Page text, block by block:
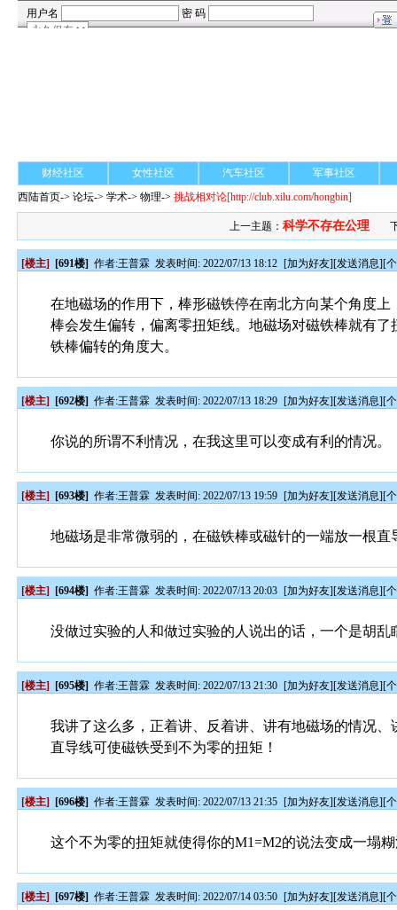
财经社区 女性社区 汽车社区
军事社区
西陆首页->论坛->学术-> 物理->挑战相对论[http://club.xilu.com/hongbin]
上一主题： 科学不存在公理
[楼主] [691楼] 作者:王普霖 发表时间: 2022/07/13 18:12 [加为好友][发送消息][
在地磁场的作用下，棒形磁铁停在南北方向某个角度
棒会发生偏转，偏离零扭矩线。地磁场对磁铁棒就有
铁棒偏转的角度大。
[楼主] [692楼] 作者:王普霖 发表时间: 2022/07/13 18:29 [加为好友][发送消息][
你说的所谓不利情况，在我这里可以变成有利的情况。
[楼主] [693楼] 作者:王普霖 发表时间: 2022/07/13 19:59 [加为好友][发送消息][
地磁场是非常微弱的，在磁铁棒或磁针的一端放一根
[楼主] [694楼] 作者:王普霖 发表时间: 2022/07/13 20:03 [加为好友][发送消息][
没做过实验的人和做过实验的人说出的话，一个是胡乱
[楼主] [695楼] 作者:王普霖 发表时间: 2022/07/13 21:30 [加为好友][发送消息][
我讲了这么多，正着讲、反着讲、讲有地磁场的情况
直导线可使磁铁受到不为零的扭矩！
[楼主] [696楼] 作者:王普霖 发表时间: 2022/07/13 21:35 [加为好友][发送消息][
这个不为零的扭矩就使得你的M1=M2的说法变成一塌
[楼主] [697楼] 作者:王普霖 发表时间: 2022/07/14 03:50 [加为好友][发送消息][